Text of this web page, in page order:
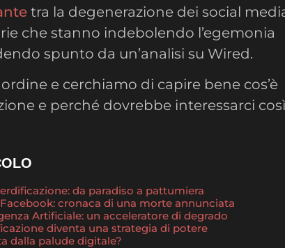
tra la degenerazione dei social
che stanno indebolendo l’egemonia
spunto da un’analisi su Wired.
e cerchiamo di capire bene cos’è
e perché dovrebbe interessarci così
da paradiso a pattumiera
cronaca di una morte annunciata
Artificiale: un acceleratore di degrado
diventa una strategia di potere
dalla palude digitale?